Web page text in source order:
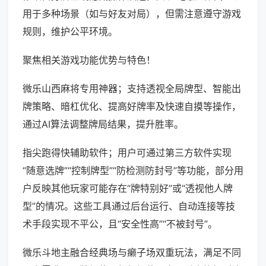
用于多种场景（如与好友对局），但需注意遵守游戏
规则，维护公平环境。
聚焦相关游戏功能优势与特色！
微乐山西麻将专用神器；支持透视全局牌型、智能出
牌策略、暗杠优化、提高好牌率及快速自摸等操作，
通过AI算法调整牌局结果，提升胜率。
指尖跑得快辅助软件；用户可通过第三方软件实现
“随意选牌”“控制牌型”“防检测防封号”等功能，部分用
户反映其他玩家可能存在“牌特别好”或“透视他人牌
型”的情况。这些工具通过后台运行、自动连接等技
术手段实现不平公，且“安全性高”“不被封号”。
微乐斗地主融合经典场与癞子场双重玩法，满足不同